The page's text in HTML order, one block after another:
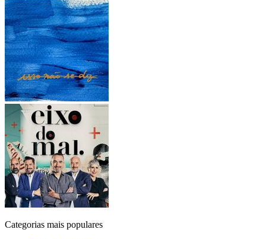
Categorias mais populares